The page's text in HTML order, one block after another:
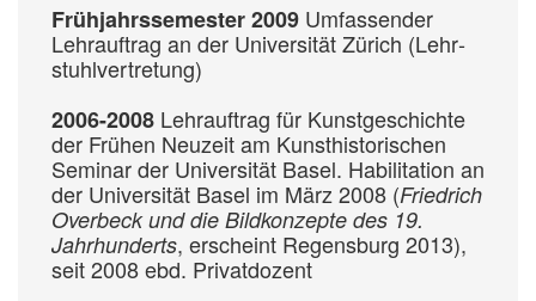
Frühjahrssemester 2009 Um­fassen­der
Lehr­auf­trag an der Universität Zürich (Lehr­
stuhl­ver­tretung)
2006-2008 Lehr­auf­trag für Kunst­ge­schichte
der Frühen Neu­zeit am Kunst­historischen
Seminar der Universität Basel. Habilita­tion an
der Universität Basel im März 2008 (Friedrich
Overbeck und die Bildkonzepte des 19.
Jahrhunderts, erscheint Regens­burg 2013),
seit 2008 ebd. Privat­dozent